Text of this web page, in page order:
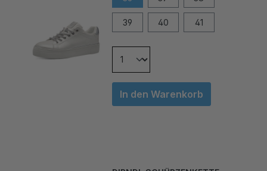
39 40 41
In den Warenkorb